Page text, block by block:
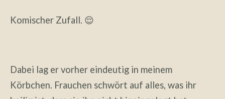
Komischer Zufall. 😌
Dabei lag er vorher eindeutig in meinem
Körbchen. Frauchen schwört auf alles, was ihr